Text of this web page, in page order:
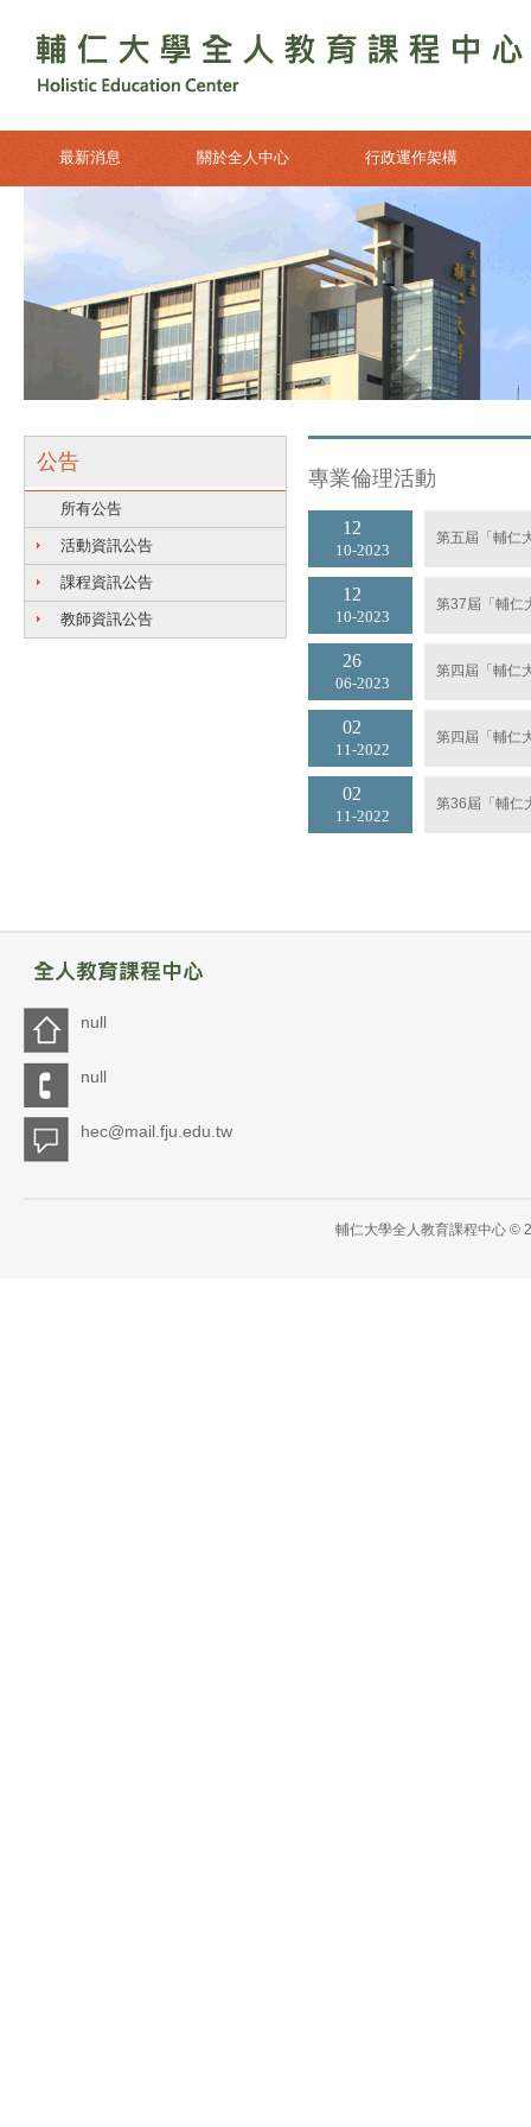
最新消息 關於全人中心 行政運作架構
公告
所有公告
活動資訊公告
課程資訊公告
教師資訊公告
專業倫理活動
10 2023
12 第五屆「輔仁
10 2023
12 第37屆「輔仁
06 2023
26 第四屆「輔仁
11 2022
02 第四屆「輔仁
11 2022
02 第36屆「輔仁
null
null
hec@mail.fju.edu.tw
輔仁大學全人教育課程中心 ©